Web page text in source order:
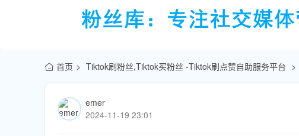
首页 Tiktok刷粉丝,Tiktok买粉丝 -Tiktok刷点赞自助服务平台
emer
2024-11-19 23:01